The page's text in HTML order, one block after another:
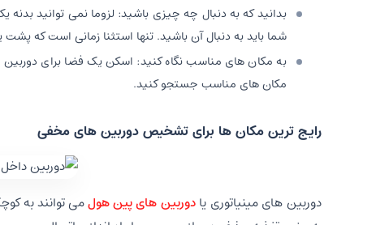
بدانید که به دنبال چه چیزی باشید: لزوما نمی توانید
شما باید به دنبال آن باشید. تنها استثنا زمانی است که
به مکان های مناسب نگاه کنید: اسکن یک فضا برای
مکان های مناسب جستجو کنید.
رایج ترین مکان ها برای تشخیص دوربین های مخفی
دوربین های مینیاتوری یادوربین های پین هولمی توانند به